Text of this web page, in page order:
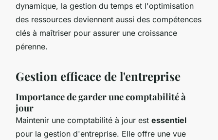
dynamique, la gestion du temps et l'optimisation
des ressources deviennent aussi des compétences
clés à maîtriser pour assurer une croissance
pérenne.
Gestion efficace de l'entreprise
Importance de garder une comptabilité à
jour
Maintenir une comptabilité à jour est essentiel
pour la gestion d'entreprise. Elle offre une vue